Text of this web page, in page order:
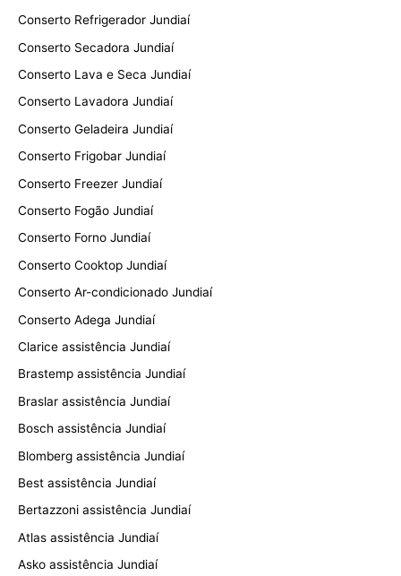
Conserto Refrigerador Jundiaí
Conserto Secadora Jundiaí
Conserto Lava e Seca Jundiaí
Conserto Lavadora Jundiaí
Conserto Geladeira Jundiaí
Conserto Frigobar Jundiaí
Conserto Freezer Jundiaí
Conserto Fogão Jundiaí
Conserto Forno Jundiaí
Conserto Cooktop Jundiaí
Conserto Ar-condicionado Jundiaí
Conserto Adega Jundiaí
Clarice assistência Jundiaí
Brastemp assistência Jundiaí
Braslar assistência Jundiaí
Bosch assistência Jundiaí
Blomberg assistência Jundiaí
Best assistência Jundiaí
Bertazzoni assistência Jundiaí
Atlas assistência Jundiaí
Asko assistência Jundiaí